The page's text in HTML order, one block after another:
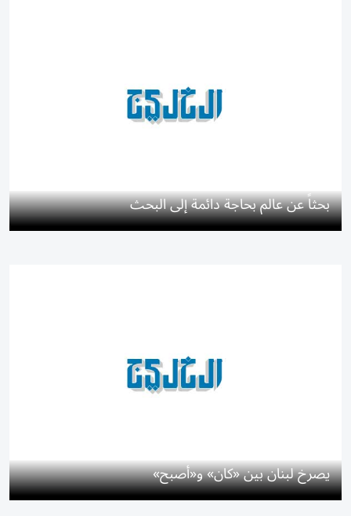
بحثاً عن عالم بحاجة دائمة إلى البحث
يصرخ لبنان بين «كان» و«أصبح»